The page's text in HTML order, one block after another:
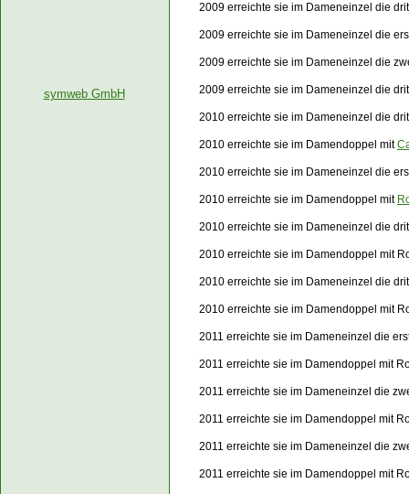
2009 erreichte sie im Dameneinzel die
2009 erreichte sie im Dameneinzel die
2009 erreichte sie im Dameneinzel die
2009 erreichte sie im Dameneinzel die
2010 erreichte sie im Dameneinzel die
2010 erreichte sie im Damendoppel mit
2010 erreichte sie im Dameneinzel die
2010 erreichte sie im Damendoppel mit
2010 erreichte sie im Dameneinzel die
2010 erreichte sie im Damendoppel mit
2010 erreichte sie im Dameneinzel die
2010 erreichte sie im Damendoppel mit
2011 erreichte sie im Dameneinzel die
2011 erreichte sie im Damendoppel mit
2011 erreichte sie im Dameneinzel die
2011 erreichte sie im Damendoppel mit
2011 erreichte sie im Dameneinzel die
2011 erreichte sie im Damendoppel mit
symweb GmbH